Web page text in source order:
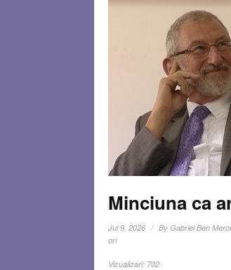
Minciuna ca
Jul 9, 2026 ByGabriel Ben
ori
Vizualizari: 702